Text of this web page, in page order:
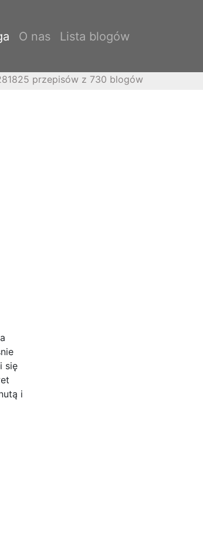
O nas Lista blogów
przepisów z 730 blogów
się
i